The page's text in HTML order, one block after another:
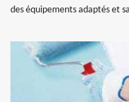
des équipements adaptés et